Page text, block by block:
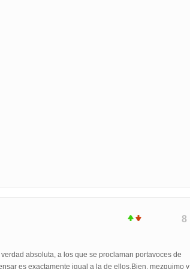
8
absoluta, a los que se proclaman portavoces de
es exactamente igual a la de ellos.Bien, mezquimo y